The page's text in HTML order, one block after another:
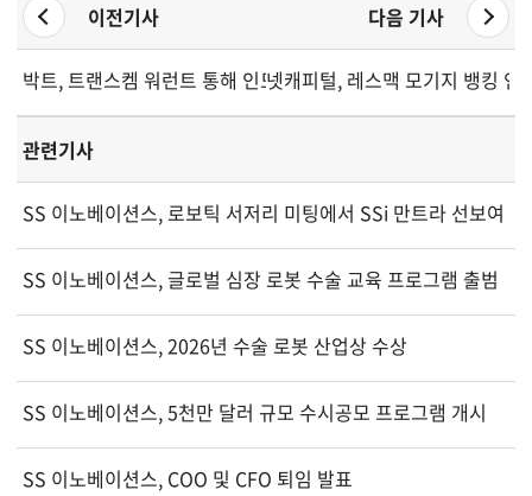
이전기사 다음 기사
박트, 트랜스켐 워런트 통해 인도 시장 진출 확대
넷캐피털, 레스맥 모기지 뱅킹 인
관련기사
SS 이노베이션스, 로보틱 서저리 미팅에서 SSi 만트라 선보여
SS 이노베이션스, 글로벌 심장 로봇 수술 교육 프로그램 출범
SS 이노베이션스, 2026년 수술 로봇 산업상 수상
SS 이노베이션스, 5천만 달러 규모 수시공모 프로그램 개시
SS 이노베이션스, COO 및 CFO 퇴임 발표